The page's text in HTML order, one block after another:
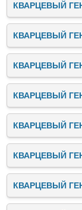
КВАРЦЕВЫЙ
КВАРЦЕВЫЙ
КВАРЦЕВЫЙ
КВАРЦЕВЫЙ
КВАРЦЕВЫЙ
КВАРЦЕВЫЙ
КВАРЦЕВЫЙ